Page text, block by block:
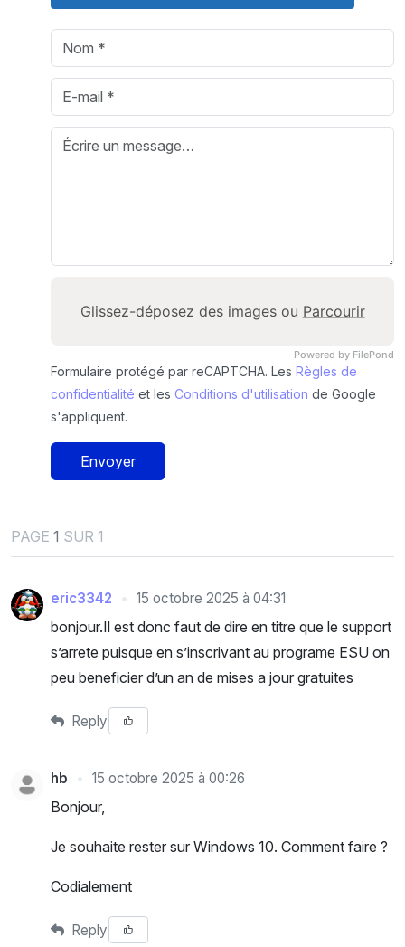
Powered by FilePond
Glissez-déposez des images ou Parcourir
Formulaire protégé par reCAPTCHA. Les Règles de
confidentialité et les Conditions d'utilisation de Google
s'appliquent.
Envoyer
PAGE 1 SUR 1
eric3342 15 octobre 2025 à 04:31
bonjour.Il est donc faut de dire en titre que le support
s’arrete puisque en s’inscrivant au programe ESU on
peu beneficier d’un an de mises a jour gratuites
Reply
hb 15 octobre 2025 à 00:26
Bonjour,
Je souhaite rester sur Windows 10. Comment faire ?
Codialement
Reply